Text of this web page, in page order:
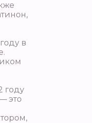
в
году
это